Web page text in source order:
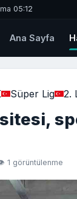
05:12
Ana Sayfa
Süper Lig 2.
1 görüntülenme